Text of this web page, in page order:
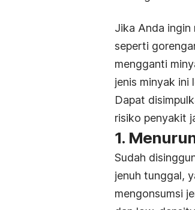
Jika Anda ingin
seperti
mengganti
jenis minyak ini
Dapat
risiko penyakit
1.
Sudah
jenuh tunggal,
mengonsumsi